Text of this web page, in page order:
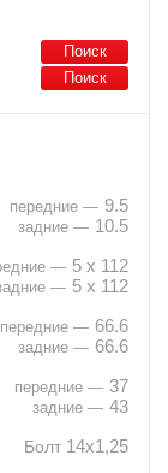
9.5
10.5
5 x 112
5 x 112
66.6
66.6
37
43
Болт 14х1,25